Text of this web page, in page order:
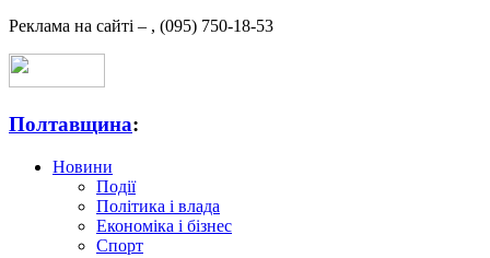
Реклама на сайті – , (095) 750-18-53
Полтавщина:
Новини
Події
Політика і влада
Економіка і бізнес
Спорт